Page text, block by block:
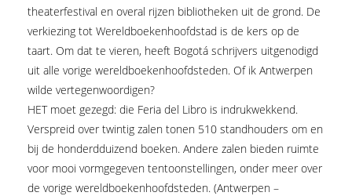
theaterfestival en overal rijzen bibliotheken uit de grond. De
verkiezing tot Wereldboekenhoofdstad is de kers op de
taart. Om dat te vieren, heeft Bogotá schrijvers uitgenodigd
uit alle vorige wereldboekenhoofdsteden. Of ik Antwerpen
wilde vertegenwoordigen?
HET moet gezegd: die Feria del Libro is indrukwekkend.
Verspreid over twintig zalen tonen 510 standhouders om en
bij de honderdduizend boeken. Andere zalen bieden ruimte
voor mooi vormgegeven tentoonstellingen, onder meer over
de vorige wereldboekenhoofdsteden. (Antwerpen –